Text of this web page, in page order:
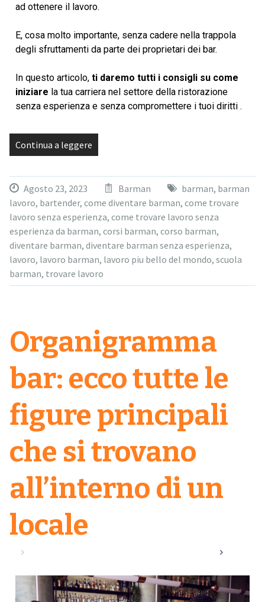
ad ottenere il lavoro.
E, cosa molto importante, senza cadere nella trappola
degli sfruttamenti da parte dei proprietari dei bar.
In questo articolo, ti daremo tutti i consigli su come
iniziare la tua carriera nel settore della ristorazione
senza esperienza e senza compromettere i tuoi diritti .
Continua a leggere
Agosto 23, 2023 Barman barman, barman
lavoro, bartender, come diventare barman, come trovare
lavoro senza esperienza, come trovare lavoro senza
esperienza da barman, corsi barman, corso barman,
diventare barman, diventare barman senza esperienza,
lavoro, lavoro barman, lavoro piu bello del mondo, scuola
barman, trovare lavoro
Organigramma
bar: ecco tutte le
figure principali
che si trovano
all’interno di un
locale